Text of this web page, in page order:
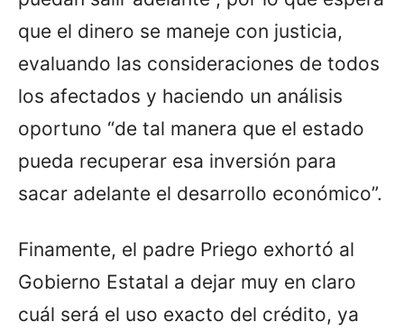
que el dinero se maneje con justicia,
evaluando las consideraciones de todos
los afectados y haciendo un análisis
oportuno “de tal manera que el estado
pueda recuperar esa inversión para
sacar adelante el desarrollo económico”.
Finamente, el padre Priego exhortó al
Gobierno Estatal a dejar muy en claro
cuál será el uso exacto del crédito, ya